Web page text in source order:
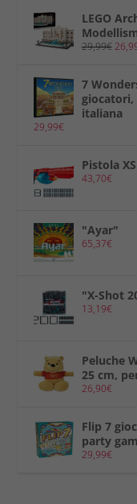
LEGO
29,99€
7
giocatori,
italiana
29,99€
Pistola
43,70€
"Ayar"
65,37€
"X-Shot
13,19€
Peluche
25 cm,
26,90€
Flip 7
party
29,99€